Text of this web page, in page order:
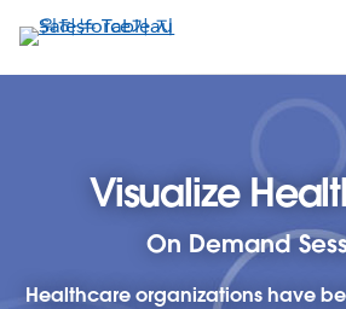
요
콘
Visualize
On Demand
Healthcare organizations have